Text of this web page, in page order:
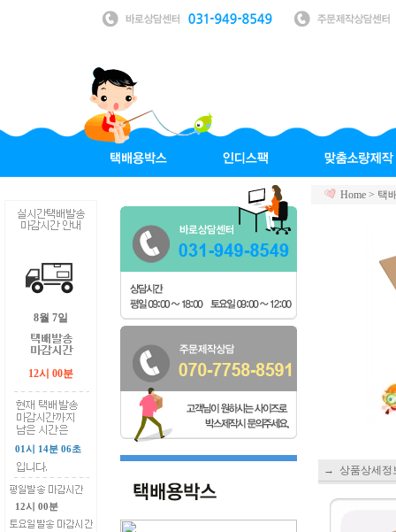
8월 7일
12시 00분
01시 14분 06초
12시 00분
Home > 택
→ 상품상세정